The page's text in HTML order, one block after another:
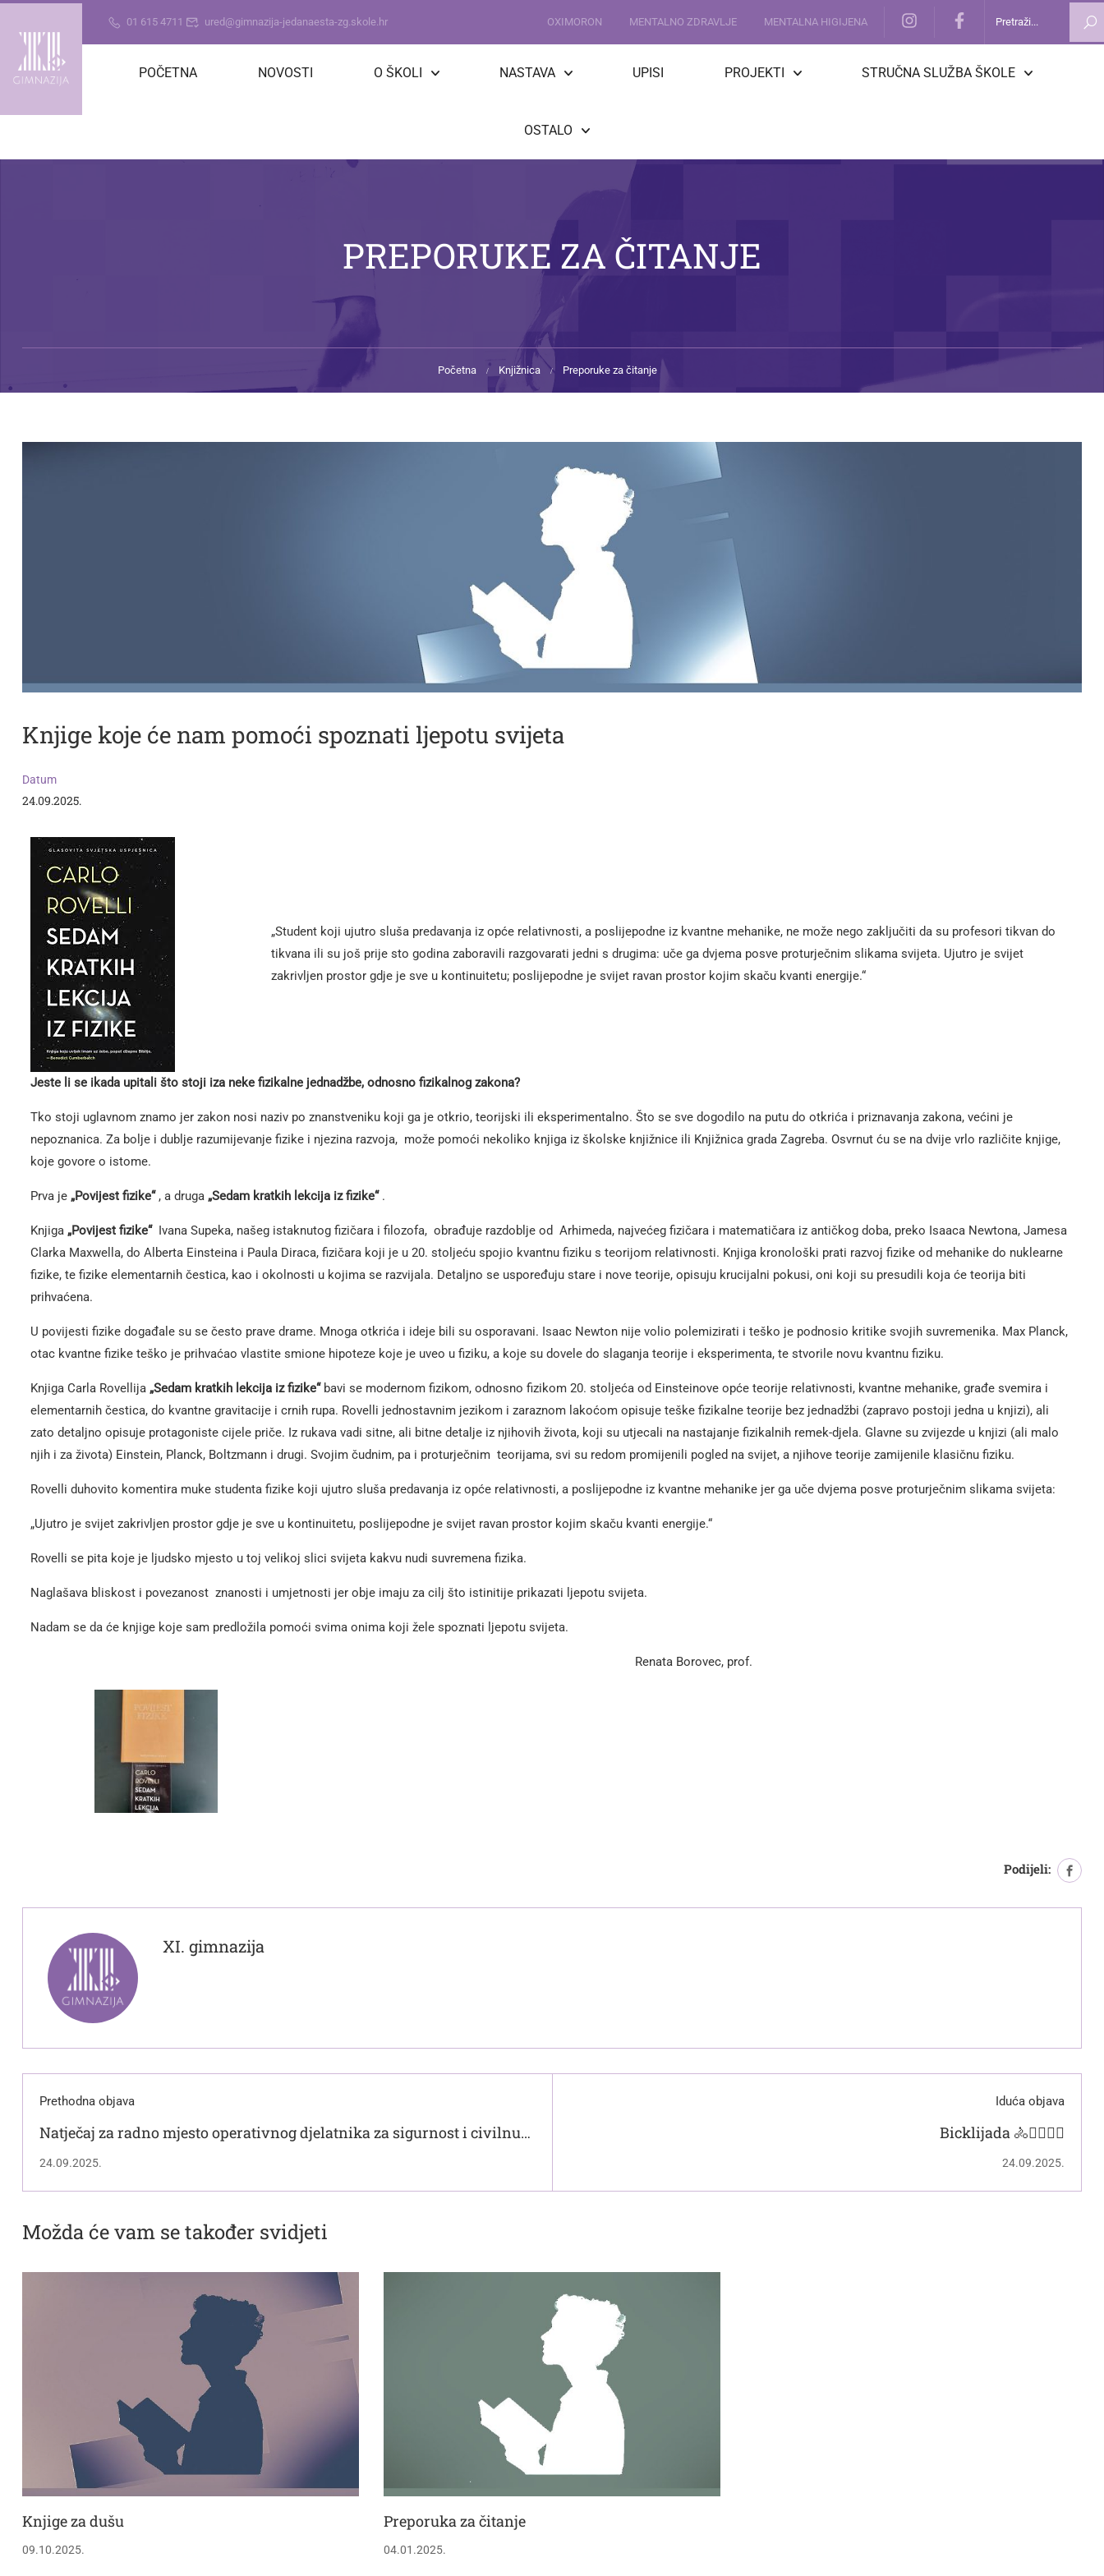
01 615 4711 ured@gimnazija-jedanaesta-zg.skole.hr OXIMORON MENTALNO ZDRAVLJE MENTALNA HIGIJENA
POČETNA NOVOSTI O ŠKOLI NASTAVA UPISI PROJEKTI STRUČNA SLUŽBA ŠKOLE
OSTALO
PREPORUKE ZA ČITANJE
Početna Knjižnica Preporuke za čitanje
Knjige koje će nam pomoći spoznati ljepotu svijeta
Datum
24.09.2025.
„Student koji ujutro sluša predavanja iz opće relativnosti, a poslijepodne iz kvantne mehanike, ne može nego zaključiti da su profesori tikvan do
tikvana ili su još prije sto godina zaboravili razgovarati jedni s drugima: uče ga dvjema posve proturječnim slikama svijeta. Ujutro je svijet
zakrivljen prostor gdje je sve u kontinuitetu; poslijepodne je svijet ravan prostor kojim skaču kvanti energije.“
Jeste li se ikada upitali što stoji iza neke fizikalne jednadžbe, odnosno fizikalnog zakona?
Tko stoji uglavnom znamo jer zakon nosi naziv po znanstveniku koji ga je otkrio, teorijski ili eksperimentalno. Što se sve dogodilo na putu do otkrića i priznavanja zakona, većini je
nepoznanica. Za bolje i dublje razumijevanje fizike i njezina razvoja, može pomoći nekoliko knjiga iz školske knjižnice ili Knjižnica grada Zagreba. Osvrnut ću se na dvije vrlo različite knjige,
koje govore o istome.
Prva je „Povijest fizike“, a druga „Sedam kratkih lekcija iz fizike“.
Knjiga „Povijest fizike“Ivana Supeka, našeg istaknutog fizičara i filozofa, obrađuje razdoblje od Arhimeda, najvećeg fizičara i matematičara iz antičkog doba, preko Isaaca Newtona, Jamesa
Clarka Maxwella, do Alberta Einsteina i Paula Diraca, fizičara koji je u 20. stoljeću spojio kvantnu fiziku s teorijom relativnosti. Knjiga kronološki prati razvoj fizike od mehanike do nuklearne
fizike, te fizike elementarnih čestica, kao i okolnosti u kojima se razvijala. Detaljno se uspoređuju stare i nove teorije, opisuju krucijalni pokusi, oni koji su presudili koja će teorija biti
prihvaćena.
U povijesti fizike događale su se često prave drame. Mnoga otkrića i ideje bili su osporavani. Isaac Newton nije volio polemizirati i teško je podnosio kritike svojih suvremenika. Max Planck,
otac kvantne fizike teško je prihvaćao vlastite smione hipoteze koje je uveo u fiziku, a koje su dovele do slaganja teorije i eksperimenta, te stvorile novu kvantnu fiziku.
Knjiga Carla Rovellija „Sedam kratkih lekcija iz fizike“bavi se modernom fizikom, odnosno fizikom 20. stoljeća od Einsteinove opće teorije relativnosti, kvantne mehanike, građe svemira i
elementarnih čestica, do kvantne gravitacije i crnih rupa. Rovelli jednostavnim jezikom i zaraznom lakoćom opisuje teške fizikalne teorije bez jednadžbi (zapravo postoji jedna u knjizi), ali
zato detaljno opisuje protagoniste cijele priče. Iz rukava vadi sitne, ali bitne detalje iz njihovih života, koji su utjecali na nastajanje fizikalnih remek-djela. Glavne su zvijezde u knjizi (ali malo
njih i za života) Einstein, Planck, Boltzmann i drugi. Svojim čudnim, pa i proturječnim teorijama, svi su redom promijenili pogled na svijet, a njihove teorije zamijenile klasičnu fiziku.
Rovelli duhovito komentira muke studenta fizike koji ujutro sluša predavanja iz opće relativnosti, a poslijepodne iz kvantne mehanike jer ga uče dvjema posve proturječnim slikama svijeta:
„Ujutro je svijet zakrivljen prostor gdje je sve u kontinuitetu, poslijepodne je svijet ravan prostor kojim skaču kvanti energije.“
Rovelli se pita koje je ljudsko mjesto u toj velikoj slici svijeta kakvu nudi suvremena fizika.
Naglašava bliskost i povezanost znanosti i umjetnosti jer obje imaju za cilj što istinitije prikazati ljepotu svijeta.
Nadam se da će knjige koje sam predložila pomoći svima onima koji žele spoznati ljepotu svijeta.
Renata Borovec, prof.
Podijeli:
XI. gimnazija
Prethodna objava
Natječaj za radno mjesto operativnog djelatnika za sigurnost i civilnu
zaštitu (M/Ž)
24.09.2025.
Iduća objava
Bicklijada 🚴🚴‍♂️🚴‍♀️
24.09.2025.
Možda će vam se također svidjeti
Knjige za dušu
09.10.2025.
Preporuka za čitanje
04.01.2025.